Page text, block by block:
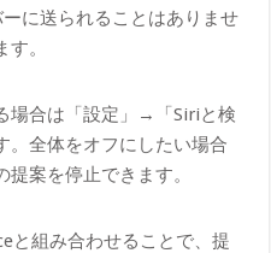
に送られることはありませ
。
場合は「設定」→「Siriと検
。全体をオフにしたい場合
案を停止できます。
と組み合わせることで、提